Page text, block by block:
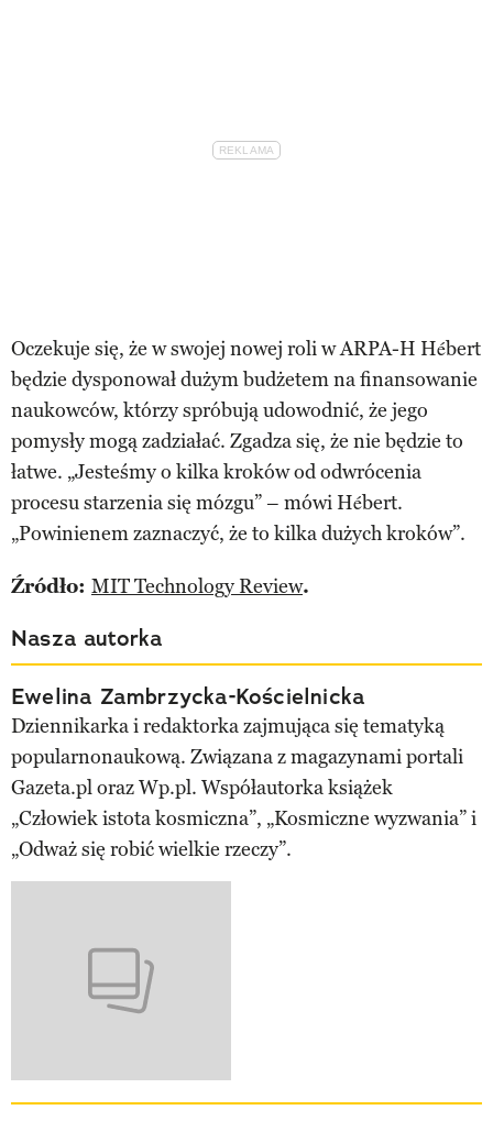
Oczekuje się, że w swojej nowej roli w ARPA-H Hébert
będzie dysponował dużym budżetem na finansowanie
naukowców, którzy spróbują udowodnić, że jego
pomysły mogą zadziałać. Zgadza się, że nie będzie to
łatwe. „Jesteśmy o kilka kroków od odwrócenia
procesu starzenia się mózgu” – mówi Hébert.
„Powinienem zaznaczyć, że to kilka dużych kroków”.
Źródło: MIT Technology Review.
Nasza autorka
Ewelina Zambrzycka-Kościelnicka
Dziennikarka i redaktorka zajmująca się tematyką
popularnonaukową. Związana z magazynami portali
Gazeta.pl oraz Wp.pl. Współautorka książek
„Człowiek istota kosmiczna”, „Kosmiczne wyzwania” i
„Odważ się robić wielkie rzeczy”.